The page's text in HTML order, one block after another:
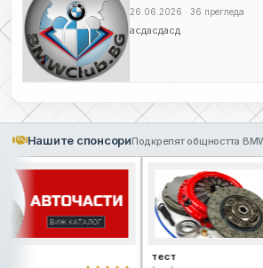
26.06.2026 · 36 прегледа
асдасдасд
Нашите спонсориПодкрепят общността
тест